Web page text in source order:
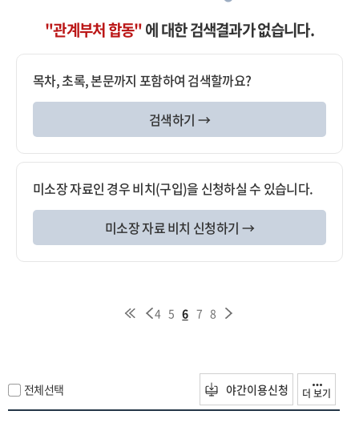
"관계부처 합동"에 대한 검색결과가 없습니다.
목차, 초록, 본문까지 포함하여 검색할까요?
검색하기 →
미소장 자료인 경우 비치(구입)을 신청하실 수 있습니다.
미소장 자료 비치 신청하기 →
4 5 6 7 8
전체선택 야간이용신청 더 보기